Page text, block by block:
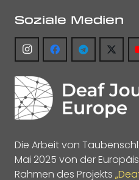
Soziale Medien
Die Arbeit von
Mai 2025 von der
Rahmen des Projekts